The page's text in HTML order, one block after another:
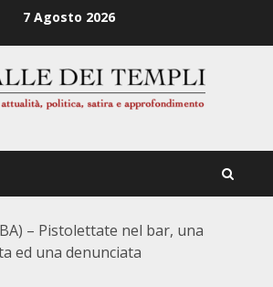
7 Agosto 2026
– Pistolettate nel bar, una
ed una denunciata